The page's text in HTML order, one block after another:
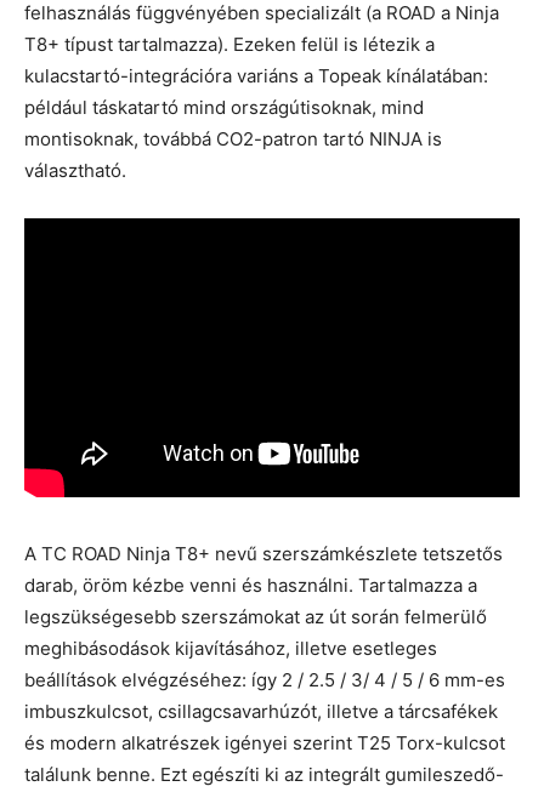
felhasználás függvényében specializált (a ROAD a Ninja
T8+ típust tartalmazza). Ezeken felül is létezik a
kulacstartó-integrációra variáns a Topeak kínálatában:
például táskatartó mind országútisoknak, mind
montisoknak, továbbá CO2-patron tartó NINJA is
választható.
A TC ROAD Ninja T8+ nevű szerszámkészlete tetszetős
darab, öröm kézbe venni és használni. Tartalmazza a
legszükségesebb szerszámokat az út során felmerülő
meghibásodások kijavításához, illetve esetleges
beállítások elvégzéséhez: így 2 / 2.5 / 3/ 4 / 5 / 6 mm-es
imbuszkulcsot, csillagcsavarhúzót, illetve a tárcsafékek
és modern alkatrészek igényei szerint T25 Torx-kulcsot
találunk benne. Ezt egészíti ki az integrált gumileszedő-